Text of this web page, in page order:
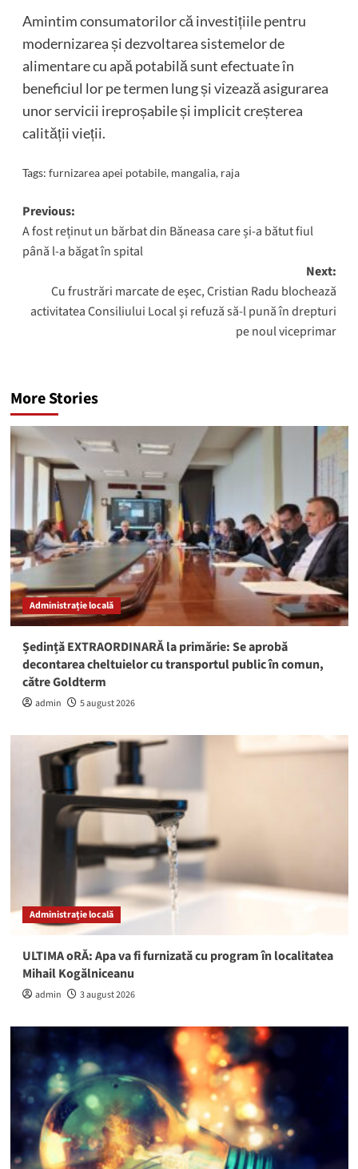
Amintim consumatorilor că investițiile pentru
modernizarea și dezvoltarea sistemelor de
alimentare cu apă potabilă sunt efectuate în
beneficiul lor pe termen lung și vizează asigurarea
unor servicii ireproșabile și implicit creșterea
calității vieții.
Tags: furnizarea apei potabile, mangalia, raja
Post
navigation
Previous:
A fost reținut un bărbat din Băneasa care și-a bătut fiul
până l-a băgat în spital
Next:
Cu frustrări marcate de eşec, Cristian Radu blochează
activitatea Consiliului Local şi refuză să-l pună în drepturi
pe noul viceprimar
More Stories
Administrație locală
Ședință EXTRAORDINARĂ la primărie: Se aprobă
decontarea cheltuielor cu transportul public în comun,
către Goldterm
admin 5 august 2026
Administrație locală
ULTIMA oRĂ: Apa va fi furnizată cu program în localitatea
Mihail Kogălniceanu
admin 3 august 2026